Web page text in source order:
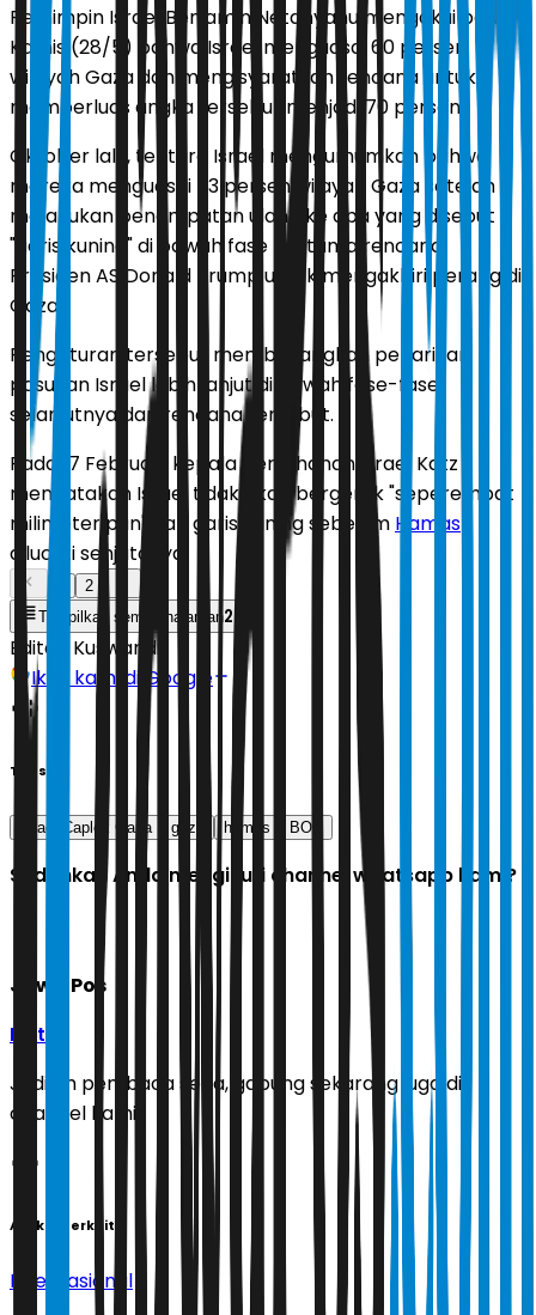
Pemimpin Israel Benjamin Netanyahu mengakui pada
Kamis (28/5) bahwa Israel menguasai 60 persen
wilayah Gaza dan mengisyaratkan rencana untuk
memperluas angka tersebut menjadi 70 persen.
Oktober lalu, tentara Israel mengumumkan bahwa
mereka menguasai 53 persen wilayah Gaza setelah
melakukan penempatan ulang ke apa yang disebut
"garis kuning" di bawah fase pertama rencana
Presiden AS Donald Trump untuk mengakhiri perang di
Gaza.
Pengaturan tersebut membayangkan penarikan
pasukan Israel lebih lanjut di bawah fase-fase
selanjutnya dari rencana tersebut.
Pada 17 Februari, kepala pertahanan Israel Katz
mengatakan Israel tidak akan bergerak "seperempat
milimeter pun" dari garis kuning sebelum Hamas
dilucuti senjatanya.
2
Tampilkan semua halaman2
Editor: Kuswandi
Ikuti kami di Google
Tags
Israel Caplok Gaza gaza hamas BOP
Sudahkah Anda mengikuti channel whatsapp kami?
Jawa Pos
Ikuti
Jadilah pembaca setia, gabung sekarang juga di
channel kami!
Artikel Terkait
Internasional